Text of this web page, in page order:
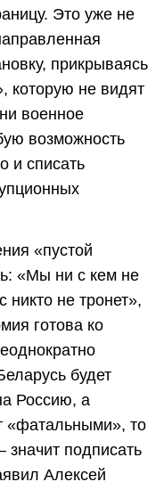
Это уже не
прикрываясь
которую не видят
военное
возможность
и списать
«пустой
«Мы ни с кем не
никто не тронет»,
готова ко
будет
Россию, а
«фатальными», то
значит подписать
Алексей